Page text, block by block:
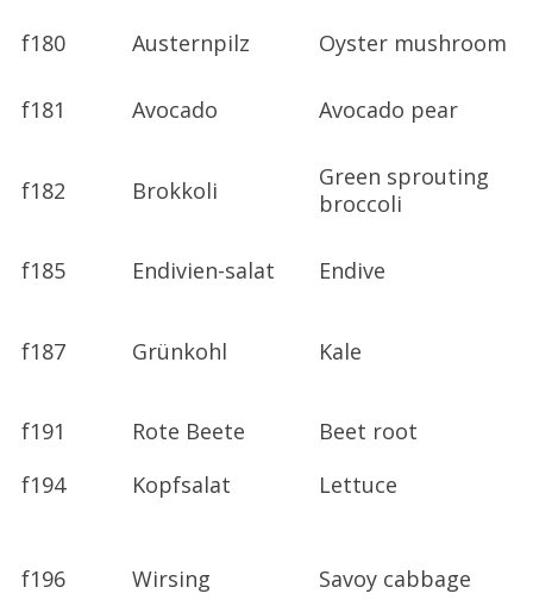
f180 Austernpilz Oyster mushroom
f181 Avocado Avocado pear
f182 Brokkoli
Green sprouting
broccoli
f185 Endivien-salat Endive
f187 Grünkohl Kale
f191 Rote Beete
Beet root
f194
Kopfsalat Lettuce
f196 Wirsing Savoy cabbage